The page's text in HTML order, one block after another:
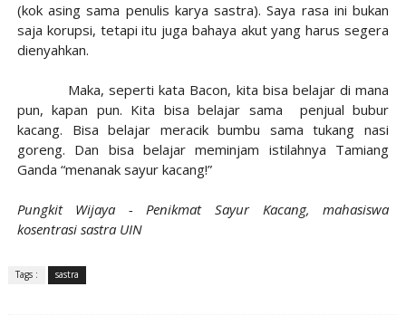
(kok asing sama penulis karya sastra). Saya rasa ini bukan
saja korupsi, tetapi itu juga bahaya akut yang harus segera
dienyahkan.
Maka, seperti kata Bacon, kita bisa belajar di mana
pun, kapan pun. Kita bisa belajar sama penjual bubur
kacang. Bisa belajar meracik bumbu sama tukang nasi
goreng. Dan bisa belajar meminjam istilahnya Tamiang
Ganda “menanak sayur kacang!”
Pungkit Wijaya - Penikmat Sayur Kacang, mahasiswa
kosentrasi sastra UIN
Tags : sastra